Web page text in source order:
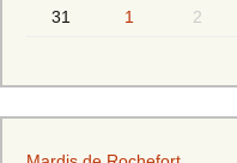
31 1 2